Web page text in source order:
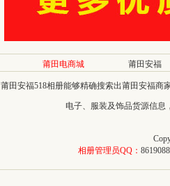
莆田电商城 莆田安福
莆田安福518相册能够精确搜索出莆田安福商
电子、服装及饰品货源信
相册管理员QQ： 8619088